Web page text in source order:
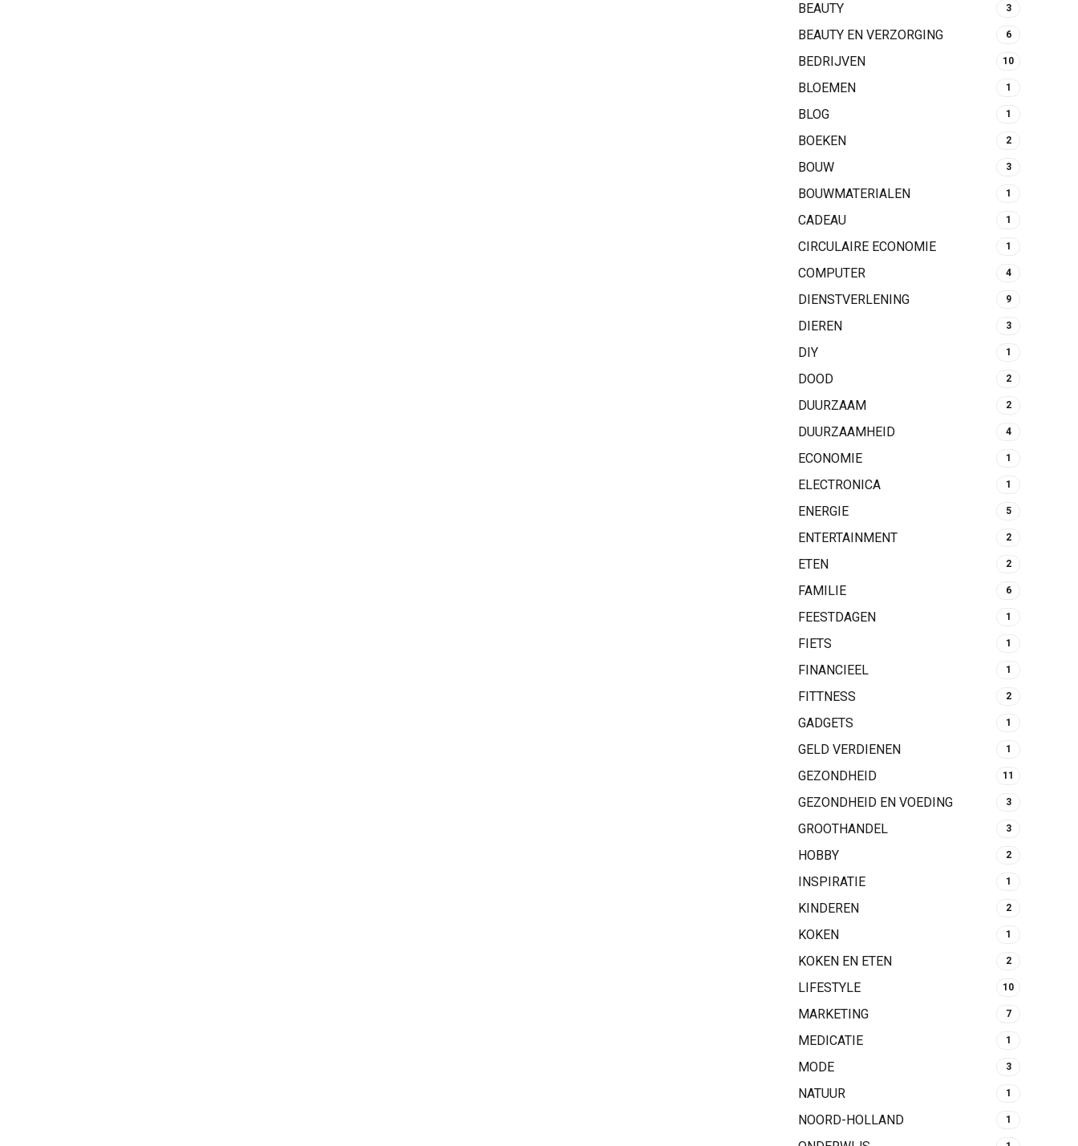
BEAUTY 3
BEAUTY EN VERZORGING 6
BEDRIJVEN 10
BLOEMEN 1
BLOG 1
BOEKEN 2
BOUW 3
BOUWMATERIALEN 1
CADEAU 1
CIRCULAIRE ECONOMIE 1
COMPUTER 4
DIENSTVERLENING 9
DIEREN 3
DIY 1
DOOD 2
DUURZAAM 2
DUURZAAMHEID 4
ECONOMIE 1
ELECTRONICA 1
ENERGIE 5
ENTERTAINMENT 2
ETEN 2
FAMILIE 6
FEESTDAGEN 1
FIETS 1
FINANCIEEL 1
FITTNESS 2
GADGETS 1
GELD VERDIENEN 1
GEZONDHEID 11
GEZONDHEID EN VOEDING 3
GROOTHANDEL 3
HOBBY 2
INSPIRATIE 1
KINDEREN 2
KOKEN 1
KOKEN EN ETEN 2
LIFESTYLE 10
MARKETING 7
MEDICATIE 1
MODE 3
NATUUR 1
NOORD-HOLLAND 1